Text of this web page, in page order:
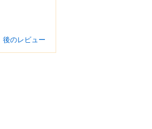
後のレビュー